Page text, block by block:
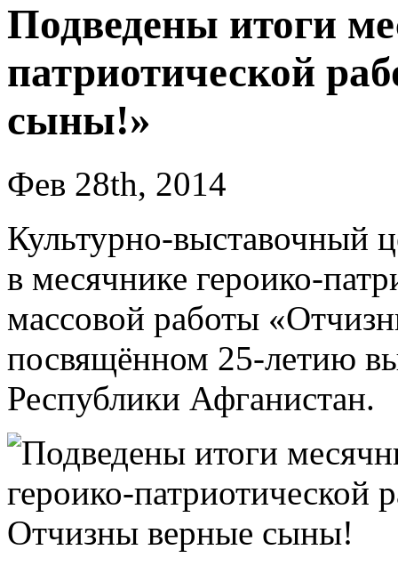
Подведены итоги
патриотической
сыны!»
Фев 28th, 2014
Культурно-выставочный
в месячнике героико-
массовой работы
посвящённом 25-летию
Республики Афганистан.